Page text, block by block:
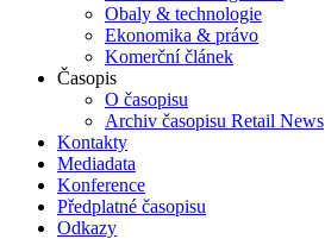
Obaly & technologie
Ekonomika & právo
Komerční článek
Časopis
O časopisu
Archiv časopisu Retail News
Kontakty
Mediadata
Konference
Předplatné časopisu
Odkazy